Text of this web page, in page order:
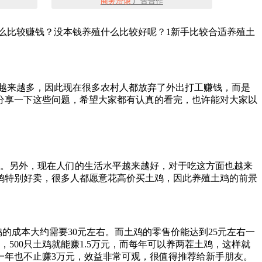
较赚钱？没本钱养殖什么比较好呢？1新手比较合适养殖土
越多，因此现在很多农村人都放弃了外出打工赚钱，而是
一下这些问题，希望大家都有认真的看完，也许能对大家以
另外，现在人们的生活水平越来越好，对于吃这方面也越来
别好卖，很多人都愿意花高价买土鸡，因此养殖土鸡的前景
成本大约需要30元左右。而土鸡的零售价能达到25元左右一
500只土鸡就能赚1.5万元，而每年可以养两茬土鸡，这样就
也不止赚3万元，效益非常可观，很值得推荐给新手朋友。